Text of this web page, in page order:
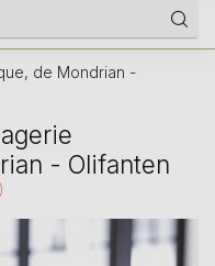
de Mondrian -
- Olifanten